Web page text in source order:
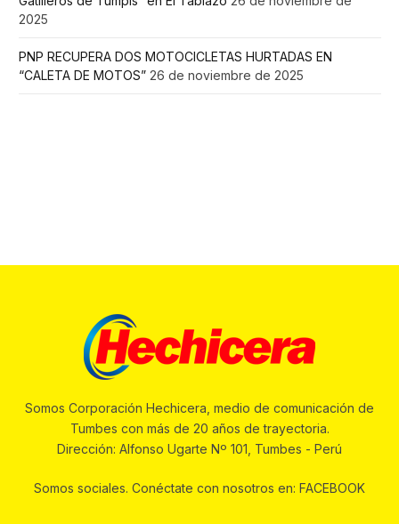
2025
PNP RECUPERA DOS MOTOCICLETAS HURTADAS EN
“CALETA DE MOTOS” 26 de noviembre de 2025
Somos Corporación Hechicera, medio de comunicación de
Tumbes con más de 20 años de trayectoria.
Dirección: Alfonso Ugarte Nº 101, Tumbes - Perú
Somos sociales. Conéctate con nosotros en: FACEBOOK